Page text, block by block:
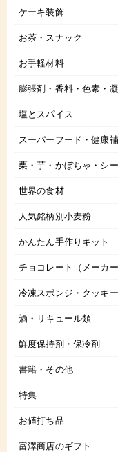
ケーキ装飾
お茶・スナック
お手軽材料
膨張剤・香料・色素・
塩とスパイス
スーパーフード・健康
栗・芋・かぼちゃ・シ
世界の食材
人気銘柄別小麦粉
かんたん手作りキット
チョコレート（メーカー
冷凍スポンジ・クッキ
酒・リキュール類
鮮度保持剤・保冷剤
書籍・その他
特集
お値打ち品
富澤商店のギフト